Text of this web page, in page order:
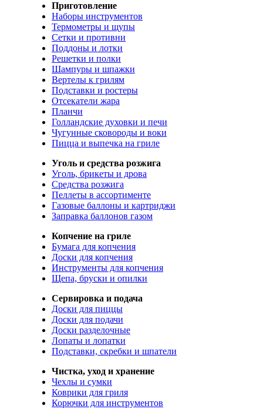
Приготовление
Наборы инструментов
Термометры и щупы
Сетки и противни
Поддоны и лотки
Решетки и полки
Шампуры и шпажки
Вертелы к грилям
Подставки и ростеры
Отсекатели жара
Планчи
Голландские духовки и печи
Чугунные сковороды и воки
Пицца и выпечка на гриле
Уголь и средства розжига
Уголь, брикеты и дрова
Средства розжига
Пеллеты в ассортименте
Газовые баллоны и картриджи
Заправка баллонов газом
Копчение на гриле
Бумага для копчения
Доски для копчения
Инструменты для копчения
Щепа, бруски и опилки
Сервировка и подача
Доски для пиццы
Доски для подачи
Доски разделочные
Лопаты и лопатки
Подставки, скребки и шпатели
Чистка, уход и хранение
Чехлы и сумки
Коврики для гриля
Корючки для инструментов